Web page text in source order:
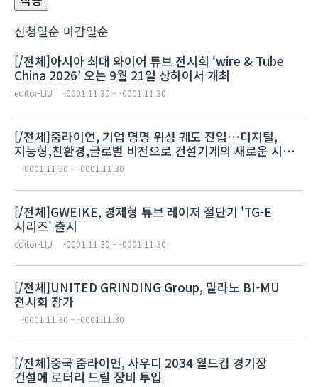
신청일순 마감일순
[/전체]아시아 최대 와이어 튜브 전시회 ‘wire & Tube
China 2026’ 오는 9월 21일 상하이서 개최
editor-LIU -0001.11.30 ~ -0001.11.30
[/전체]줌라이언, 기업 명명 위성 궤도 진입…디지털,
지능형,친환경,글로벌 비전으로 건설기계의 새로운 시대
열어
-0001.11.30 ~ -0001.11.30
[/전체]GWEIKE, 경제형 튜브 레이저 절단기 'TG-E
시리즈' 출시
editor-LIU -0001.11.30 ~ -0001.11.30
[/전체]UNITED GRINDING Group, 밀라노 BI-MU
전시회 참가
-0001.11.30 ~ -0001.11.30
[/전체]중국 줌라이언, 사우디 2034 월드컵 경기장
건설에 로터리 드릴 장비 투입